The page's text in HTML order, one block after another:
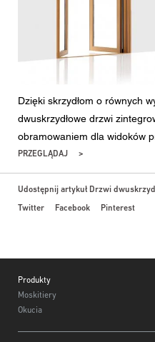
Dzięki skrzydłom o równych
dwuskrzydłowe drzwi
obramowaniem dla widoków
PRZEGLĄDAJ
Udostępnij artykuł Drzwi
Twitter
Facebook Pinterest
Produkty
Moskitiery
Okucia